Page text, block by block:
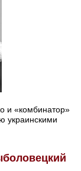
и «комбинатор»
украинскими